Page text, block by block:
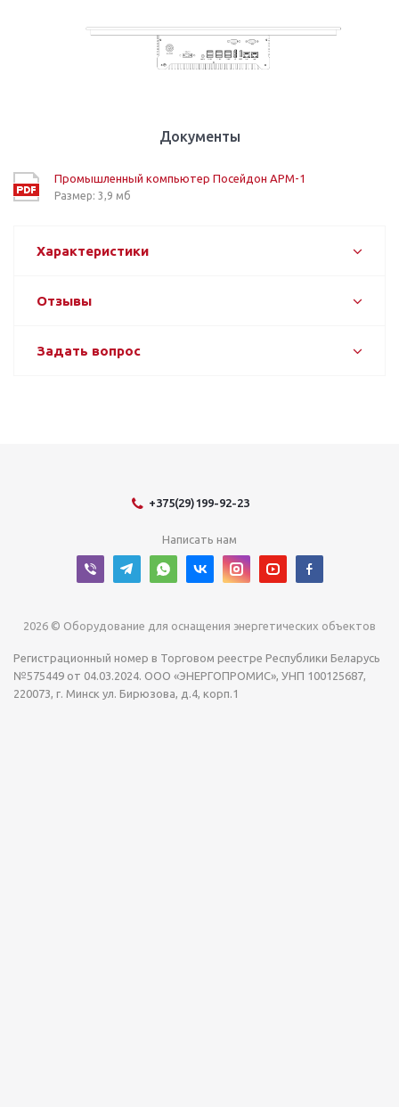
Документы
Промышленный компьютер Посейдон АРМ-1
Размер: 3,9 мб
Характеристики
Отзывы
Задать вопрос
+375(29)199-92-23
Написать нам
2026 © Оборудование для оснащения энергетических объектов
Регистрационный номер в Торговом реестре Республики Беларусь
№575449 от 04.03.2024. ООО «ЭНЕРГОПРОМИС», УНП 100125687,
220073, г. Минск ул. Бирюзова, д.4, корп.1